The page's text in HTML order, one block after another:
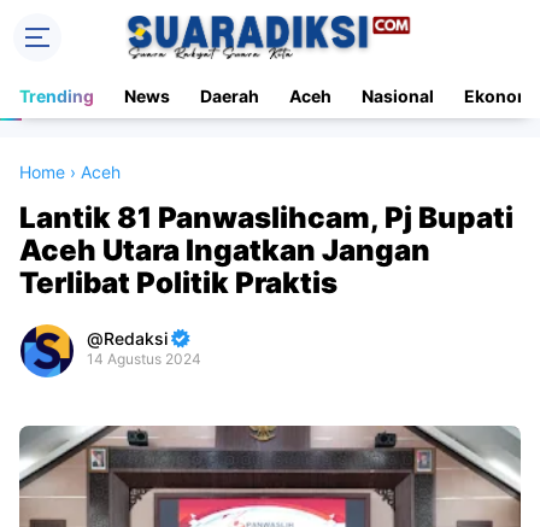
Trending News Daerah Aceh Nasional Ekonomi
Home › Aceh
Lantik 81 Panwaslihcam, Pj Bupati
Aceh Utara Ingatkan Jangan
Terlibat Politik Praktis
Redaksi
14 Agustus 2024
By
Raushan
Design
With